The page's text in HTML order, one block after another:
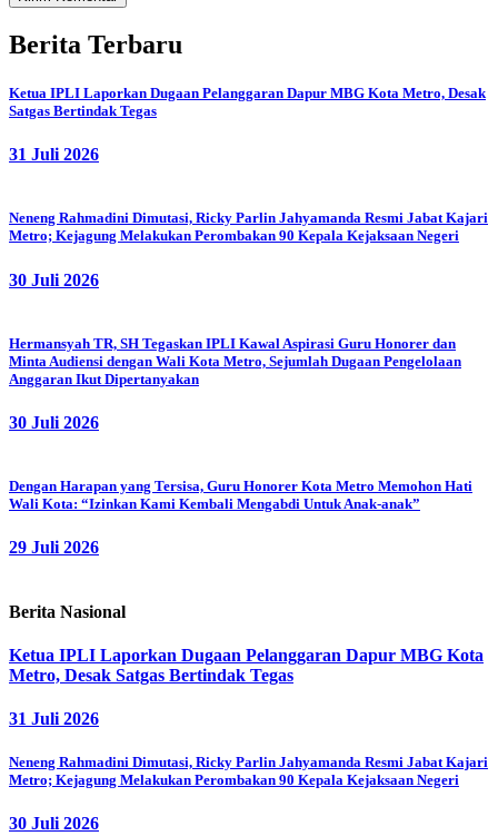
Berita Terbaru
Ketua IPLI Laporkan Dugaan Pelanggaran Dapur MBG Kota Metro, Desak
Satgas Bertindak Tegas
31 Juli 2026
Neneng Rahmadini Dimutasi, Ricky Parlin Jahyamanda Resmi Jabat Kajari
Metro; Kejagung Melakukan Perombakan 90 Kepala Kejaksaan Negeri
30 Juli 2026
Hermansyah TR, SH Tegaskan IPLI Kawal Aspirasi Guru Honorer dan
Minta Audiensi dengan Wali Kota Metro, Sejumlah Dugaan Pengelolaan
Anggaran Ikut Dipertanyakan
30 Juli 2026
Dengan Harapan yang Tersisa, Guru Honorer Kota Metro Memohon Hati
Wali Kota: “Izinkan Kami Kembali Mengabdi Untuk Anak-anak”
29 Juli 2026
Berita Nasional
Ketua IPLI Laporkan Dugaan Pelanggaran Dapur MBG Kota
Metro, Desak Satgas Bertindak Tegas
31 Juli 2026
Neneng Rahmadini Dimutasi, Ricky Parlin Jahyamanda Resmi Jabat Kajari
Metro; Kejagung Melakukan Perombakan 90 Kepala Kejaksaan Negeri
30 Juli 2026